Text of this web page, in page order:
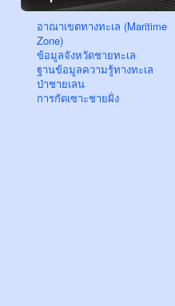
อาณาเขตทางทะเล (Maritime
Zone)
ข้อมูลจังหวัดชายทะเล
ฐานข้อมูลความรู้ทางทะเล
ป่าชายเลน
การกัดเซาะชายฝั่ง